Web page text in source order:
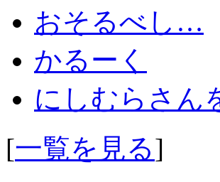
おそるべし…
かるーく
にしむらさん
[一覧を見る]